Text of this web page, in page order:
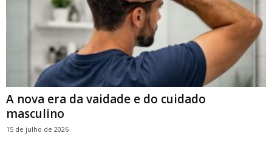
A nova era da vaidade e do cuidado
masculino
15 de julho de 2026